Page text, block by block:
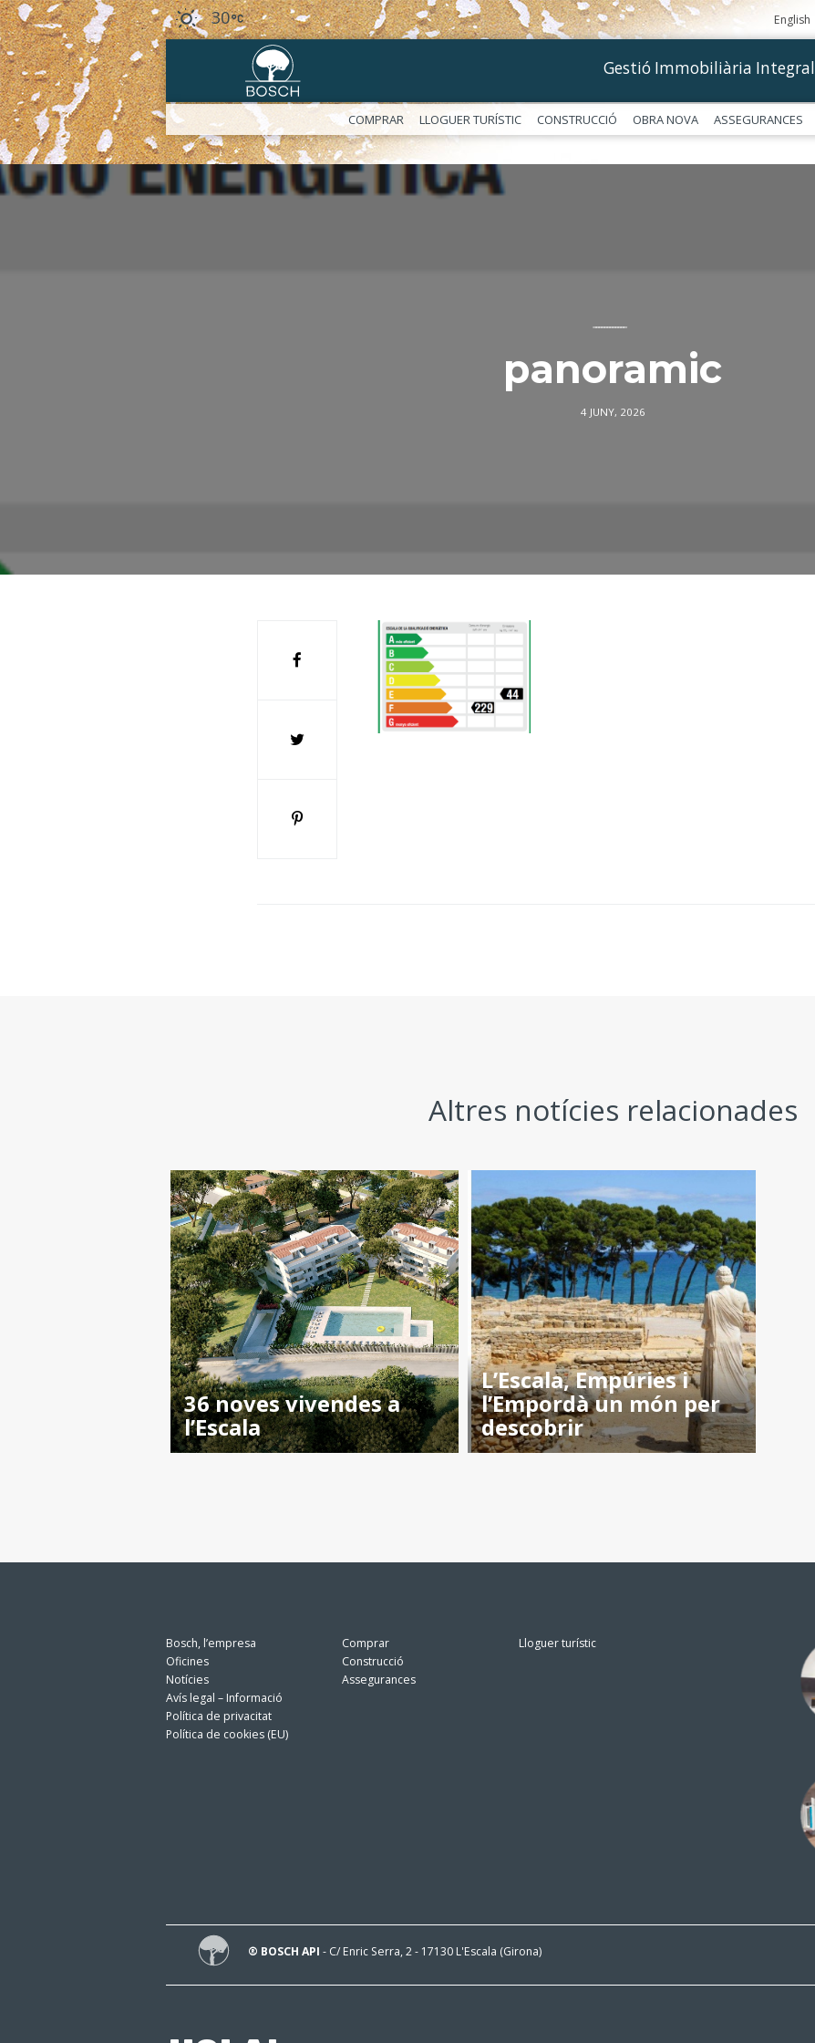
30 English
Gestió Immobiliària Integral
COMPRAR LLOGUER TURÍSTIC CONSTRUCCIÓ OBRA NOVA ASSEGURANCES
––––––––––––
panoramic
4 JUNY, 2026
Altres notícies relacionades
36 noves vivendes a
l’Escala
L’Escala, Empúries i
l’Empordà un món per
descobrir
Bosch, l’empresa
Oficines
Notícies
Avís legal – Informació
Política de privacitat
Política de cookies (EU)
Comprar
Construcció
Assegurances
Lloguer turístic
® BOSCH API - C/ Enric Serra, 2 - 17130 L'Escala (Girona)